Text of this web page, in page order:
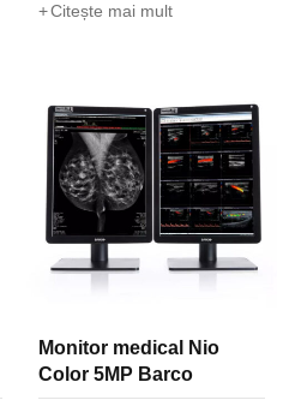
Citește mai mult
Monitor medical Nio
Color 5MP Barco